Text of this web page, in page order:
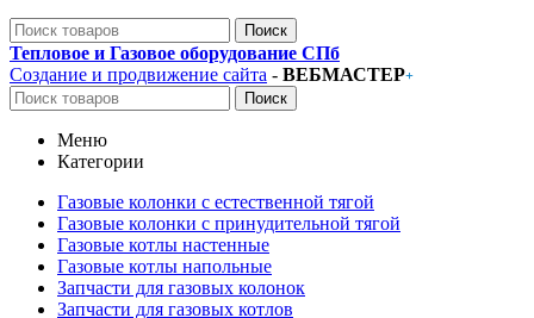
Поиск
Тепловое и Газовое оборудование СПб
Создание и продвижение сайта - ВЕБМАСТЕР+
Поиск
Меню
Категории
Газовые колонки с естественной тягой
Газовые колонки с принудительной тягой
Газовые котлы настенные
Газовые котлы напольные
Запчасти для газовых колонок
Запчасти для газовых котлов